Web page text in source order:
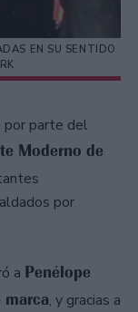
EN SU SENTIDO
por parte del
Moderno de
por
a Penélope
marca, y gracias a